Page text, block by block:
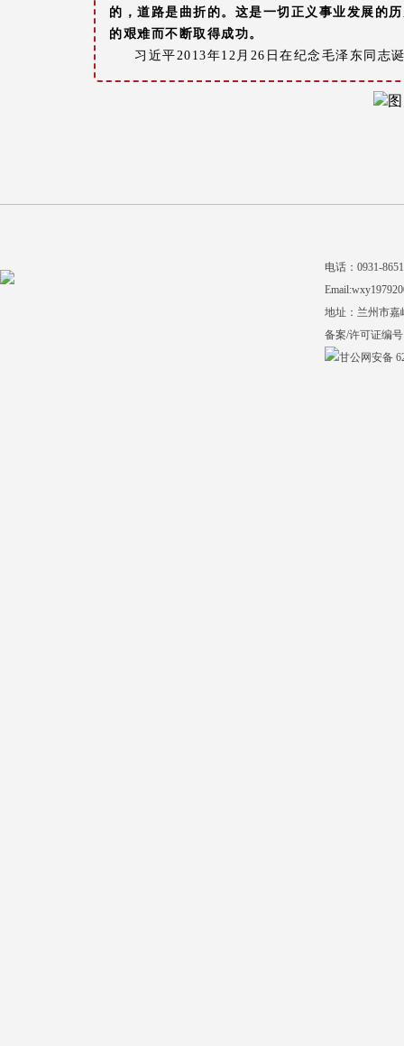
的，道路是曲折的。这是一切正义事业发展的
的艰难而不断取得成功。
习近平2013年12月26日在纪念毛泽东同志
电话：0931-
地址：兰州市嘉
备案/许可证编
甘公网安备